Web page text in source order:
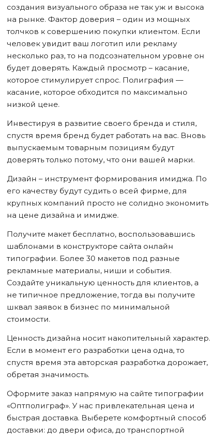
создания визуального образа не так уж и высока
на рынке. Фактор доверия – один из мощных
толчков к совершению покупки клиентом. Если
человек увидит ваш логотип или рекламу
несколько раз, то на подсознательном уровне он
будет доверять. Каждый просмотр – касание,
которое стимулирует спрос. Полиграфия —
касание, которое обходится по максимально
низкой цене.
Инвестируя в развитие своего бренда и стиля,
спустя время бренд будет работать на вас. Вновь
выпускаемым товарным позициям будут
доверять только потому, что они вашей марки.
Дизайн – инструмент формирования имиджа. По
его качеству будут судить о всей фирме, для
крупных компаний просто не солидно экономить
на цене дизайна и имидже.
Получите макет бесплатно, воспользовавшись
шаблонами в конструкторе сайта онлайн
типографии. Более 30 макетов под разные
рекламные материалы, ниши и события.
Создайте уникальную ценность для клиентов, а
не типичное предложение, тогда вы получите
шквал заявок в бизнес по минимальной
стоимости.
Ценность дизайна носит накопительный характер.
Если в момент его разработки цена одна, то
спустя время эта авторская разработка дорожает,
обретая значимость.
Оформите заказ напрямую на сайте типографии
«Оптполиграф». У нас привлекательная цена и
быстрая доставка. Выберете комфортный способ
доставки: до двери офиса, до транспортной